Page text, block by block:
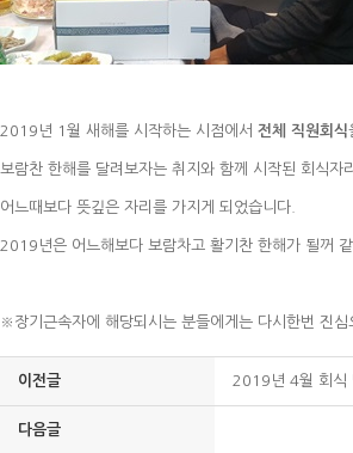
2019년 1월 새해를 시작하는 시점에서 전체 직원회식
보람찬 한해를 달려보자는 취지와 함께 시작된 회식
어느때보다 뜻깊은 자리를 가지게 되었습니다.
2019년은 어느해보다 보람차고 활기찬 한해가 될꺼
※장기근속자에 해당되시는 분들에게는 다시한번 진
이전글 2019년 4월 회식
다음글